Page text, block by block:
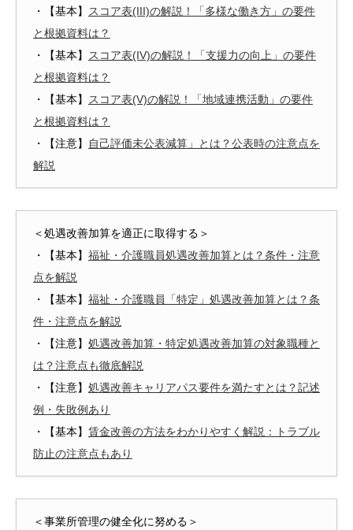
・【基本】
スコア表(III)の解説！「多様な働き方」の要件
と根拠資料は？
・【基本】
スコア表(IV)の解説！「支援力の向上」の要件
と根拠資料は？
・【基本】
スコア表(V)の解説！「地域連携活動」の要件
と根拠資料は？
・【注意】
自己評価未公表減算」とは？公表時の注意点を
解説
＜処遇改善加算を適正に取得する＞
・【基本】 福祉・介護職員処遇改善加算とは？条件・注意
点を解説
・【基本】 福祉・介護職員「特定」処遇改善加算とは？条
件・注意点を解説
・【注意】 処遇改善加算・特定処遇改善加算の対象職種と
は？注意点も徹底解説
・【注意】 処遇改善キャリアパス要件を満たすとは？記述
例・失敗例あり
・【基本】 賃金改善の方法をわかりやすく解説：トラブル
防止の注意点もあり
＜事業所管理の健全化に努める＞